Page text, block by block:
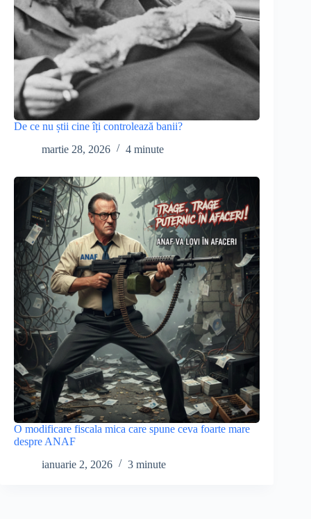
De ce nu știi cine îți controlează banii?
martie 28, 2026
4 minute
O modificare fiscala mica care spune ceva foarte mare
despre ANAF
ianuarie 2, 2026
3 minute